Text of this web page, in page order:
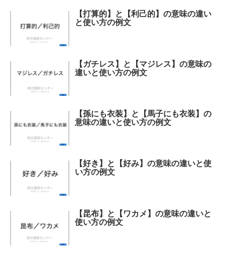
【打算的】と【利己的】の意味の違い
と使い方の例文
【ガチレス】と【マジレス】の意味の
違いと使い方の例文
【孫にも衣装】と【馬子にも衣装】の
意味の違いと使い方の例文
【好き】と【好み】の意味の違いと使
い方の例文
【昆布】と【ワカメ】の意味の違いと
使い方の例文